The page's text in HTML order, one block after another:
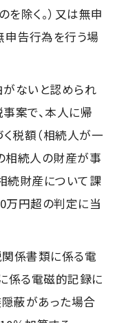
除く。）又は無申
告行為を行う場
がないと認められ
案で、本人に帰
税額（相続人が一
相続人の財産が事
続財産について課
万円超の判定に当
関係書類に係る電
係る電磁的記録に
蔽があった場合